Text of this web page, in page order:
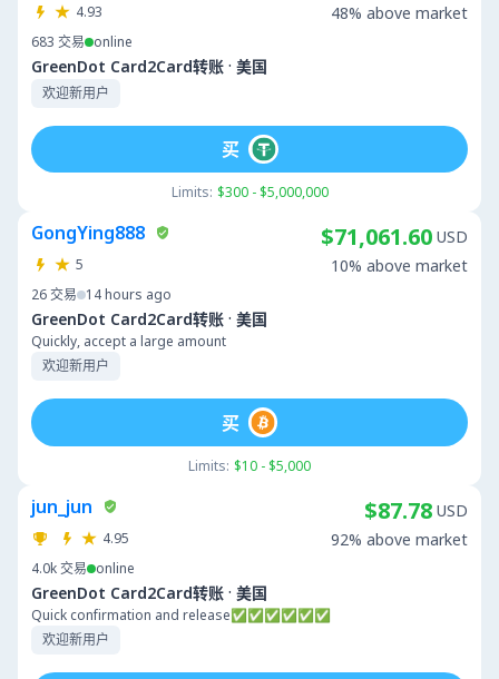
4.93
683 交易 online
GreenDot Card2Card转账 · 美国
欢迎新用户
48% above market
Limits: $300 - $5,000,000
买
GongYing888
5
26交易 14 hours ago
GreenDot Card2Card转账 · 美国
Quickly, accept a large amount
欢迎新用户
$71,061.60 USD
10% above market
Limits: $10 - $5,000
买
jun_jun
4.95
4.0k交易 online
GreenDot Card2Card转账 · 美国
Quick confirmation and release✅✅✅✅✅✅
欢迎新用户
$87.78 USD
92% above market